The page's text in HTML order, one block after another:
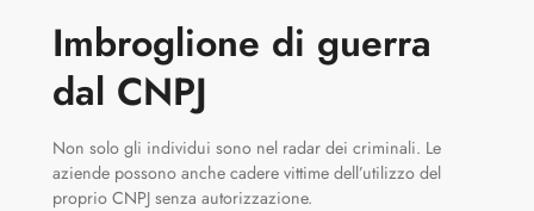
Imbroglione di guerra
dal CNPJ
Non solo gli individui sono nel radar dei criminali. Le
aziende possono anche cadere vittime dell’utilizzo del
proprio CNPJ senza autorizzazione.